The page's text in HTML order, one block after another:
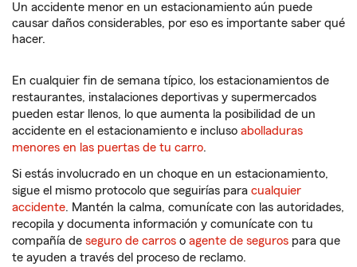
Un accidente menor en un estacionamiento aún puede
causar daños considerables, por eso es importante saber qué
hacer.
En cualquier fin de semana típico, los estacionamientos de
restaurantes, instalaciones deportivas y supermercados
pueden estar llenos, lo que aumenta la posibilidad de un
accidente en el estacionamiento e incluso abolladuras
menores en las puertas de tu carro.
Si estás involucrado en un choque en un estacionamiento,
sigue el mismo protocolo que seguirías para cualquier
accidente. Mantén la calma, comunícate con las autoridades,
recopila y documenta información y comunícate con tu
compañía de seguro de carros o agente de seguros para que
te ayuden a través del proceso de reclamo.